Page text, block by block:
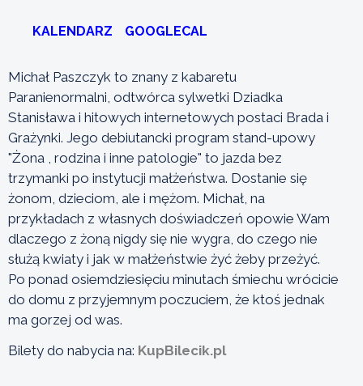
KALENDARZ GOOGLECAL
Michał Paszczyk to znany z kabaretu
Paranienormalni, odtwórca sylwetki Dziadka
Stanisława i hitowych internetowych postaci Brada i
Grażynki. Jego debiutancki program stand-upowy
"Żona , rodzina i inne patologie" to jazda bez
trzymanki po instytucji małżeństwa. Dostanie się
żonom, dzieciom, ale i mężom. Michał, na
przykładach z własnych doświadczeń opowie Wam
dlaczego z żoną nigdy się nie wygra, do czego nie
służą kwiaty i jak w małżeństwie żyć żeby przeżyć.
Po ponad osiemdziesięciu minutach śmiechu wrócicie
do domu z przyjemnym poczuciem, że ktoś jednak
ma gorzej od was.
Bilety do nabycia na: KupBilecik.pl